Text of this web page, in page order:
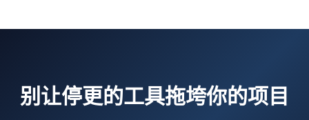
别让停更的工具拖垮你的项目